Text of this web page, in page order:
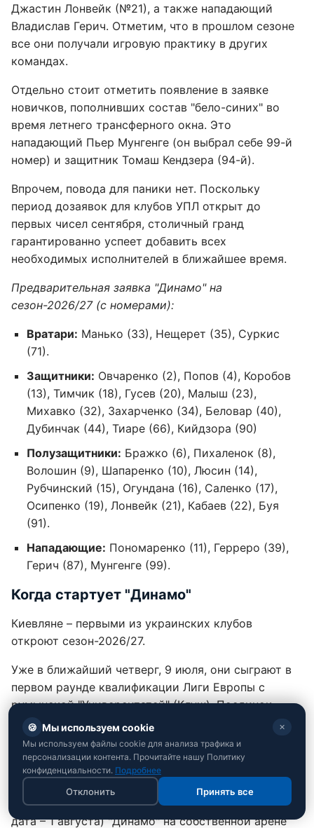
Джастин Лонвейк (№21), а также нападающий
Владислав Герич. Отметим, что в прошлом сезоне
все они получали игровую практику в других
командах.
Отдельно стоит отметить появление в заявке
новичков, пополнивших состав "бело-синих" во
время летнего трансферного окна. Это
нападающий Пьер Мунгенге (он выбрал себе 99-й
номер) и защитник Томаш Кендзера (94-й).
Впрочем, повода для паники нет. Поскольку
период дозаявок для клубов УПЛ открыт до
первых чисел сентября, столичный гранд
гарантированно успеет добавить всех
необходимых исполнителей в ближайшее время.
Предварительная заявка "Динамо" на
сезон-2026/27 (с номерами):
Вратари: Манько (33), Нещерет (35), Суркис
(71).
Защитники: Овчаренко (2), Попов (4), Коробов
(13), Тимчик (18), Гусев (20), Малыш (23),
Михавко (32), Захарченко (34), Беловар (40),
Дубинчак (44), Тиаре (66), Кийдзора (90)
Полузащитники: Бражко (6), Пихаленок (8),
Волошин (9), Шапаренко (10), Люсин (14),
Рубчинский (15), Огундана (16), Саленко (17),
Осипенко (19), Лонвейк (21), Кабаев (22), Буя
(91).
Нападающие: Пономаренко (11), Герреро (39),
Герич (87), Мунгенге (99).
Когда стартует "Динамо"
Киевляне – первыми из украинских клубов
откроют сезон-2026/27.
Уже в ближайший четверг, 9 июля, они сыграют в
первом раунде квалификации Лиги Европы с
румынской "Университатей" (Клуж). Поединок
состоится в Польше на "Арене Люблин", где
киевляне будут принимать соперников в
континентальных турнирах. Ответный матч в
Румынии пройдет через неделю – 16 июля.
В первом туре нового чемпионата УПЛ (базовая
дата – 1 августа) "Динамо" на собственной арене
🍪 Мы используем cookie ✕
Мы используем файлы cookie для анализа трафика и
персонализации контента. Прочитайте нашу Политику
конфиденциальности. Подробнее
Отклонить Принять все